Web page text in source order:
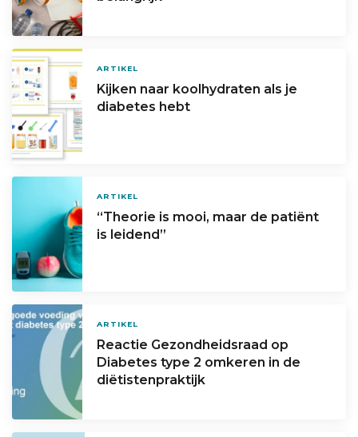
ARTIKEL
Kijken naar koolhydraten als je
diabetes hebt
ARTIKEL
“Theorie is mooi, maar de patiënt
is leidend”
ARTIKEL
Reactie Gezondheidsraad op
Diabetes type 2 omkeren in de
diëtistenpraktijk